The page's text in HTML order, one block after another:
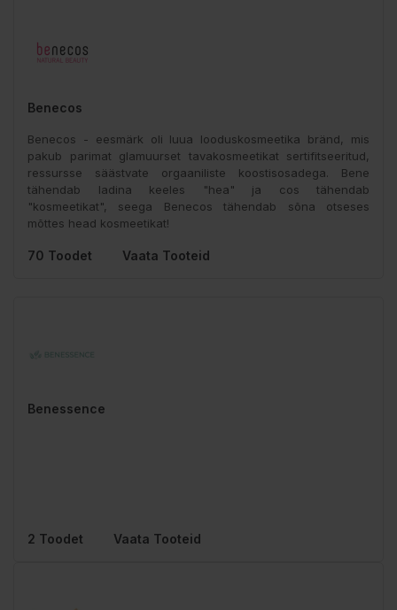
Benecos
Benecos - eesmärk oli luua looduskosmeetika bränd, mis
pakub parimat glamuurset tavakosmeetikat sertifitseeritud,
ressursse säästvate orgaaniliste koostisosadega. Bene
tähendab ladina keeles "hea" ja cos tähendab
"kosmeetikat", seega Benecos tähendab sõna otseses
mõttes head kosmeetikat!
70 Toodet Vaata Tooteid
Benessence
2 Toodet Vaata Tooteid